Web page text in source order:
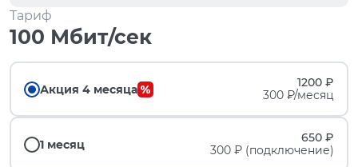
Тариф
100 Мбит/сек
Акция 4 месяца
1200 ₽
300 ₽/месяц
1 месяц
650 ₽
300 ₽ (подключение)